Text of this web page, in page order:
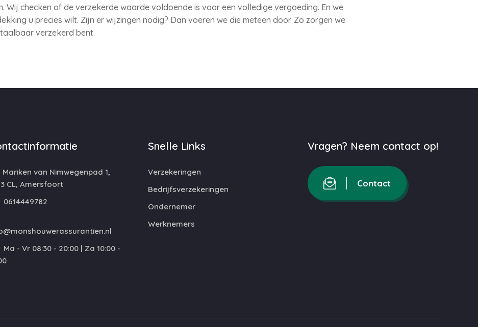
Wij checken of de verzekerde waarde voldoende is voor een volledige vergoeding. En we
u precies wilt. Zijn er wijzingen nodig? Dan voeren we die meteen door. Zo zorgen we
verzekerd bent.
Mariken van Nimwegenpad 1,
CL, Amersfoort
0614449782
Ma - Vr 08:30 - 20:00 | Za 10:00 -
Snelle Links
Verzekeringen
Bedrijfsverzekeringen
Ondernemer
Werknemers
Vragen? Neem contact op!
Contact